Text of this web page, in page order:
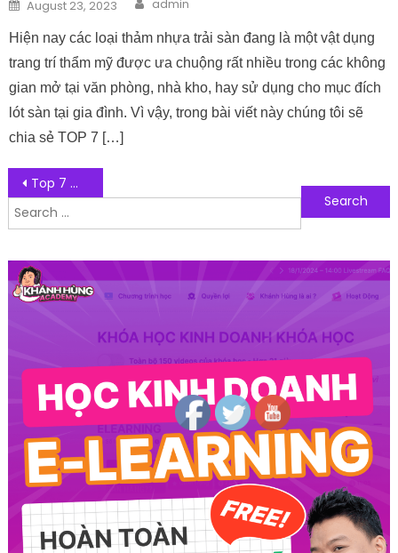
August 23, 2023 admin
Hiện nay các loại thảm nhựa trải sàn đang là một vật dụng
trang trí thẩm mỹ được ưa chuộng rất nhiều trong các không
gian mở tại văn phòng, nhà kho, hay sử dụng cho mục đích
lót sàn tại gia đình. Vì vậy, trong bài viết này chúng tôi sẽ
chia sẻ TOP 7 […]
Post navigation
Top 7 mẫu website doanh nghiệp kinh doanh nổi bật – đẳng cấp riêng
Search for:
Follow